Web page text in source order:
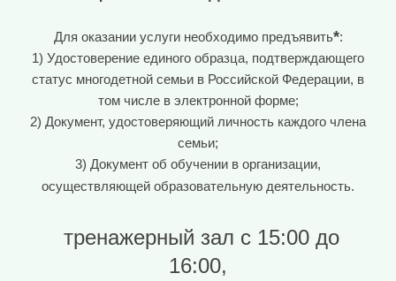
Для оказании услуги необходимо предъявить*:
1) Удостоверение единого образца, подтверждающего
статус многодетной семьи в Российской Федерации, в
том числе в электронной форме;
2) Документ, удостоверяющий личность каждого члена
семьи;
3) Документ об обучении в организации,
осуществляющей образовательную деятельность.
тренажерный зал с 15:00 до
16:00,